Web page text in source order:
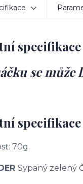
specifikace
se může
specifikace
70g.
Sypaný zelený